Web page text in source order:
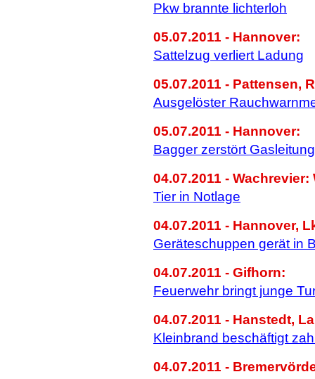
Pkw brannte lichterloh
05.07.2011 - Hannover:
Sattelzug verliert Ladung
05.07.2011 - Pattensen,
Ausgelöster
05.07.2011 - Hannover:
Bagger zerstört Gasleitung
04.07.2011 -
Tier in Notlage
04.07.2011 - Hannover,
Geräteschuppen gerät in
04.07.2011 - Gifhorn:
Feuerwehr bringt junge
04.07.2011 - Hanstedt,
Kleinbrand beschäftigt
04.07.2011 -